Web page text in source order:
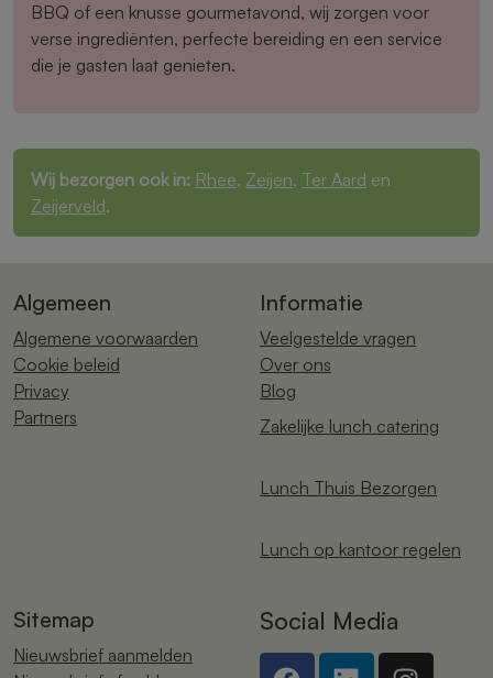
BBQ of een knusse gourmetavond, wij zorgen voor
verse ingrediënten, perfecte bereiding en een service
die je gasten laat genieten.
Wij bezorgen ook in: Rhee, Zeijen, Ter Aard en
Zeijerveld.
Algemeen
Algemene voorwaarden
Cookie beleid
Privacy
Partners
Informatie
Veelgestelde vragen
Over ons
Blog
Zakelijke lunch catering
Lunch Thuis Bezorgen
Lunch op kantoor regelen
Sitemap
Nieuwsbrief aanmelden
Social Media